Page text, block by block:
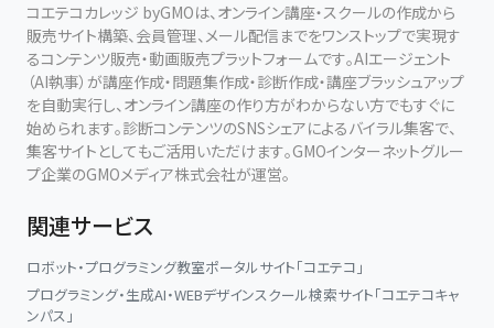
コエテコカレッジ byGMOは、オンライン講座・スクールの作成から
販売サイト構築、会員管理、メール配信までをワンストップで実現す
るコンテンツ販売・動画販売プラットフォームです。AIエージェント
（AI執事）が講座作成・問題集作成・診断作成・講座ブラッシュアップ
を自動実行し、オンライン講座の作り方がわからない方でもすぐに
始められます。診断コンテンツのSNSシェアによるバイラル集客で、
集客サイトとしてもご活用いただけます。GMOインターネットグルー
プ企業のGMOメディア株式会社が運営。
関連サービス
ロボット・プログラミング教室ポータルサイト「コエテコ」
プログラミング・生成AI・WEBデザインスクール検索サイト「コエテコキャ
ンパス」